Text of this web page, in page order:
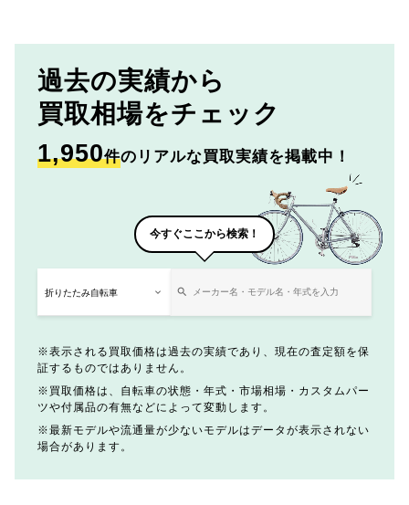
過去の実績から
買取相場をチェック
1,950件のリアルな買取実績を掲載中！
今すぐここから検索！
表示される買取価格は過去の実績であり、現在の査定額を保
証するものではありません。
買取価格は、自転車の状態・年式・市場相場・カスタムパー
ツや付属品の有無などによって変動します。
最新モデルや流通量が少ないモデルはデータが表示されない
場合があります。